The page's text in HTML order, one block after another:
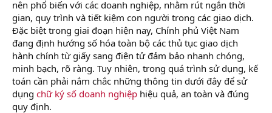
t
e
r
nên phổ biến với các doanh nghiệp, nhằm rút ngắn thời
gian, quy trình và tiết kiệm con người trong các giao dịch.
Đặc biệt trong giai đoạn hiện nay, Chính phủ Việt Nam
đang định hướng số hóa toàn bộ các thủ tục giao dịch
hành chính từ giấy sang điện tử đảm bảo nhanh chóng,
minh bạch, rõ ràng. Tuy nhiên, trong quá trình sử dụng, kế
toán cần phải nắm chắc những thông tin dưới đây để sử
dụng chữ ký số doanh nghiệp hiệu quả, an toàn và đúng
quy định.